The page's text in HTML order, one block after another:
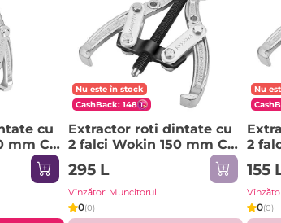
cu
mm Cr-
Nu este în stock
CashBack: 148
Extractor roti dintate cu
2 falci Wokin 150 mm Cr-
V (Industrial)
295 L
Vînzător: Muncitorul
0(0)
Nu
2
V
155
0(0)